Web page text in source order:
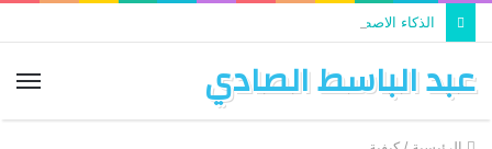
الذكاء الاصطناعي يستخدم في تطوير التعليم
عبد الباسط الصادي